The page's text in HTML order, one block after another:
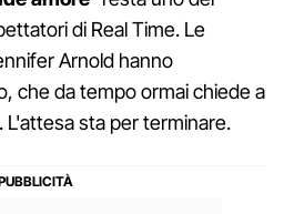
di Real Time. Le
Arnold hanno
che da tempo ormai chiede a
L'attesa sta per terminare.